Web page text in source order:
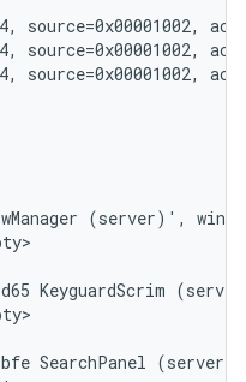
source=0x00001002,
source=0x00001002,
source=0x00001002,
(server)',
KeyguardScrim
SearchPanel